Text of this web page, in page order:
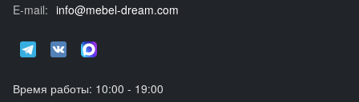
E-mail: info@mebel-dream.com
Время работы: 10:00 - 19:00